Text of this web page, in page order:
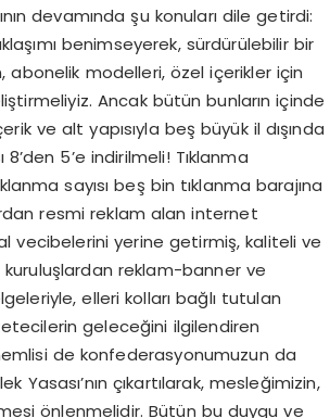
devamında şu konuları dile getirdi:
benimseyerek, sürdürülebilir bir
abonelik modelleri, özel içerikler için
Ancak bütün bunların içinde
ve alt yapısıyla beş büyük il dışında
5’e indirilmeli! Tıklanma
sayısı beş bin tıklanma barajına
resmi reklam alan internet
vecibelerini yerine getirmiş, kaliteli ve
kuruluşlardan reklam-banner ve
elleri kolları bağlı tutulan
geleceğini ilgilendiren
de konfederasyonumuzun da
çıkartılarak, mesleğimizin,
önlenmelidir. Bütün bu duygu ve